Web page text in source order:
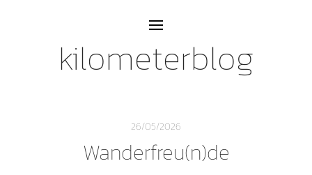
kilometerblog
26/05/2026
Wanderfreu(n)de